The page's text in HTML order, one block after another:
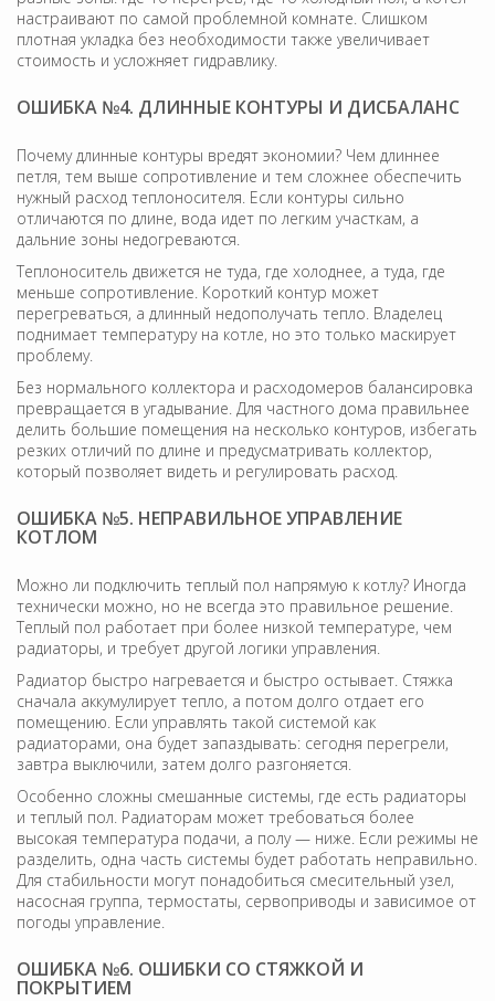
настраивают по самой проблемной комнате. Слишком
плотная укладка без необходимости также увеличивает
стоимость и усложняет гидравлику.
ОШИБКА №4. ДЛИННЫЕ КОНТУРЫ И ДИСБАЛАНС
Почему длинные контуры вредят экономии? Чем длиннее
петля, тем выше сопротивление и тем сложнее обеспечить
нужный расход теплоносителя. Если контуры сильно
отличаются по длине, вода идет по легким участкам, а
дальние зоны недогреваются.
Теплоноситель движется не туда, где холоднее, а туда, где
меньше сопротивление. Короткий контур может
перегреваться, а длинный недополучать тепло. Владелец
поднимает температуру на котле, но это только маскирует
проблему.
Без нормального коллектора и расходомеров балансировка
превращается в угадывание. Для частного дома правильнее
делить большие помещения на несколько контуров, избегать
резких отличий по длине и предусматривать коллектор,
который позволяет видеть и регулировать расход.
ОШИБКА №5. НЕПРАВИЛЬНОЕ УПРАВЛЕНИЕ
КОТЛОМ
Можно ли подключить теплый пол напрямую к котлу? Иногда
технически можно, но не всегда это правильное решение.
Теплый пол работает при более низкой температуре, чем
радиаторы, и требует другой логики управления.
Радиатор быстро нагревается и быстро остывает. Стяжка
сначала аккумулирует тепло, а потом долго отдает его
помещению. Если управлять такой системой как
радиаторами, она будет запаздывать: сегодня перегрели,
завтра выключили, затем долго разгоняется.
Особенно сложны смешанные системы, где есть радиаторы
и теплый пол. Радиаторам может требоваться более
высокая температура подачи, а полу — ниже. Если режимы не
разделить, одна часть системы будет работать неправильно.
Для стабильности могут понадобиться смесительный узел,
насосная группа, термостаты, сервоприводы и зависимое от
погоды управление.
ОШИБКА №6. ОШИБКИ СО СТЯЖКОЙ И
ПОКРЫТИЕМ